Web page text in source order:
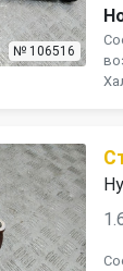
№ 106516